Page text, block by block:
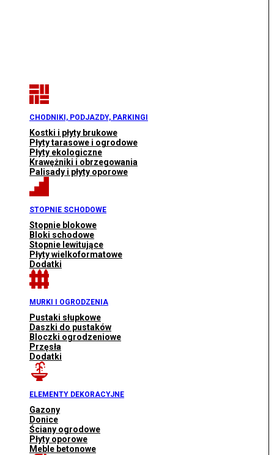
CHODNIKI, PODJAZDY, PARKINGI
Kostki i płyty brukowe
Płyty tarasowe i ogrodowe
Płyty ekologiczne
Krawężniki i obrzegowania
Palisady i płyty oporowe
STOPNIE SCHODOWE
Stopnie blokowe
Bloki schodowe
Stopnie lewitujące
Płyty wielkoformatowe
Dodatki
MURKI I OGRODZENIA
Pustaki słupkowe
Daszki do pustaków
Bloczki ogrodzeniowe
Przęsła
Dodatki
ELEMENTY DEKORACYJNE
Gazony
Donice
Ściany ogrodowe
Płyty oporowe
Meble betonowe